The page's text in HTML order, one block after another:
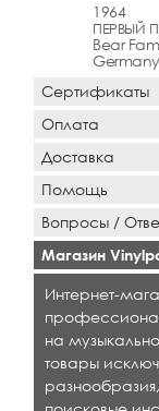
1964
ПЕРВЫЙ
Bear
Germany
Сертификаты
Оплата
Доставка
Помощь
Вопросы /
Магазин
Интернет-
на
товары